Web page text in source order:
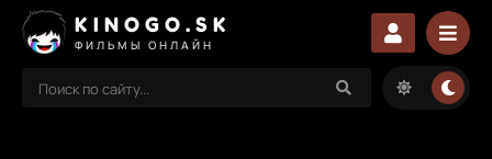
KINOGO.SK
ФИЛЬМЫ ОНЛАЙН